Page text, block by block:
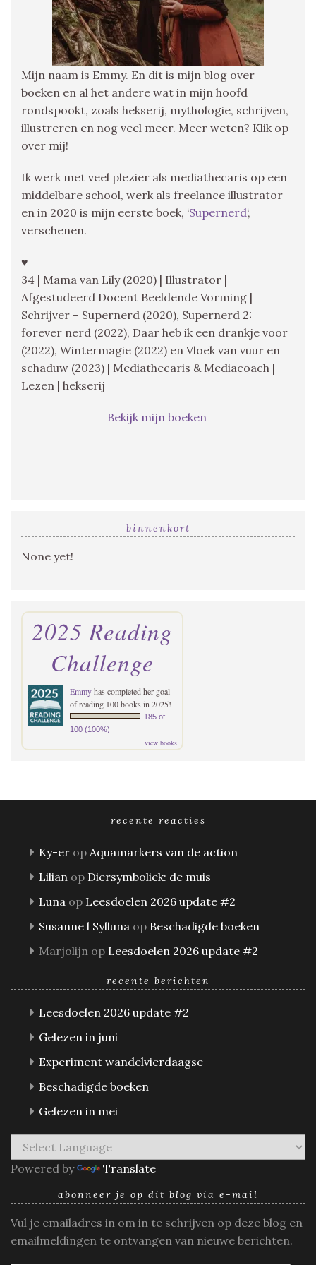
Mijn naam is Emmy. En dit is mijn blog over
boeken en al het andere wat in mijn hoofd
rondspookt, zoals hekserij, mythologie, schrijven,
illustreren en nog veel meer. Meer weten? Klik op
over mij!
Ik werk met veel plezier als mediathecaris op een
middelbare school, werk als freelance illustrator
en in 2020 is mijn eerste boek, ‘Supernerd‘,
verschenen.
♥
34 | Mama van Lily (2020) | Illustrator |
Afgestudeerd Docent Beeldende Vorming |
Schrijver – Supernerd (2020), Supernerd 2:
forever nerd (2022), Daar heb ik een drankje voor
(2022), Wintermagie (2022) en Vloek van vuur en
schaduw (2023) | Mediathecaris & Mediacoach |
Lezen | hekserij
Bekijk mijn boeken
binnenkort
None yet!
2025 Reading
Challenge
Emmyhas completed her goal
of reading 100 books in 2025!
185 of
100 (100%)
view books
recente reacties
Ky-er op Aquamarkers van de action
Lilian op Diersymboliek: de muis
Luna op Leesdoelen 2026 update #2
Susanne l Sylluna op Beschadigde boeken
Marjolijn op Leesdoelen 2026 update #2
recente berichten
Leesdoelen 2026 update #2
Gelezen in juni
Experiment wandelvierdaagse
Beschadigde boeken
Gelezen in mei
Powered by Translate
abonneer je op dit blog via e-mail
Vul je emailadres in om in te schrijven op deze blog en
emailmeldingen te ontvangen van nieuwe berichten.